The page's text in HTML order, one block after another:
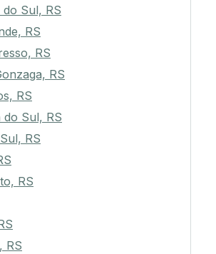
Sul, RS
RS
RS
RS
RS
do Sul, RS
RS
RS
RS